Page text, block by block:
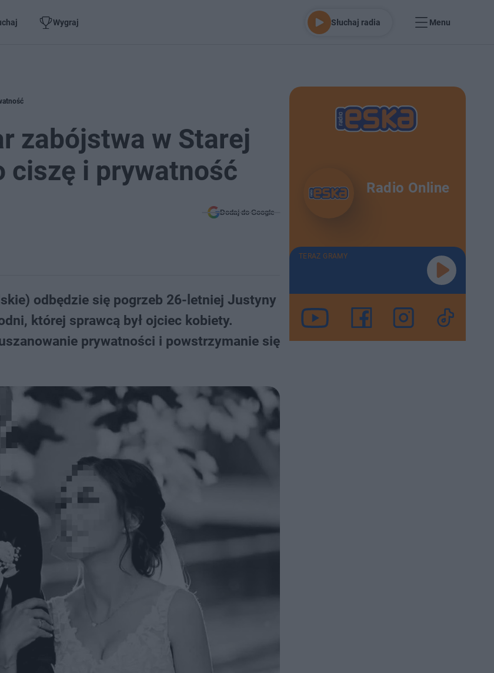
Wygraj Słuchaj radia Menu
zabójstwa w Starej
ciszę i prywatność
Dodaj do Google
odbędzie się pogrzeb 26-letniej Justyny
której sprawcą był ojciec kobiety.
prywatności i powstrzymanie się
Radio Online
TERAZ GRAMY